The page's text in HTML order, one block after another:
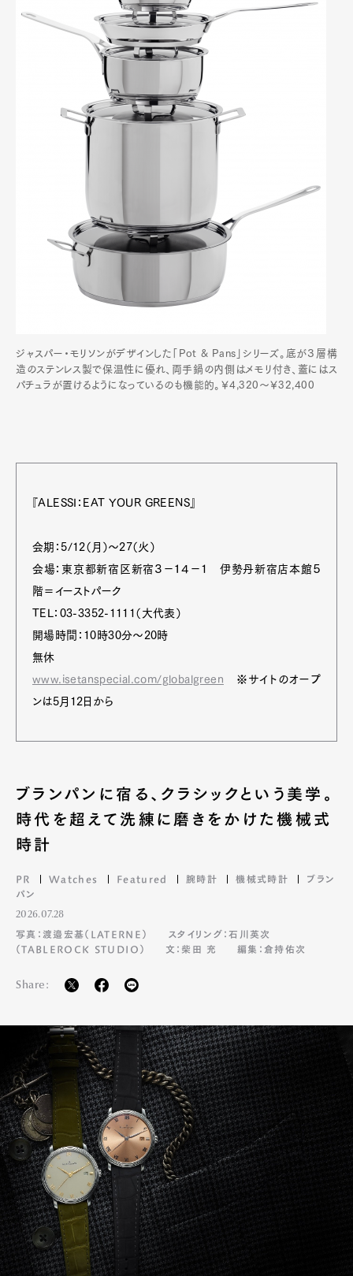
ジャスパー・モリソンがデザインした「Pot & Pans」シリーズ。底が３層構
造のステンレス製で保温性に優れ、両手鍋の内側はメモリ付き、蓋にはス
パチュラが置けるようになっているのも機能的。￥4,320～￥32,400
『ALESSI：EAT YOUR GREENS』
会期：5/12（月）～27（火）
会場：東京都新宿区新宿３−１４−1 伊勢丹新宿店本館５
階＝イーストパーク
TEL：03-3352-1111（大代表）
開場時間：10時30分～20時
無休
www.isetanspecial.com/globalgreen ※サイトのオープ
ンは5月12日から
ブランパンに宿る、クラシックという美学。
時代を超えて洗練に磨きをかけた機械式
時計
PR Watches Featured 腕時計 機械式時計
ブラン
パン
2026.07.28
写真：渡邉宏基（LATERNE）
スタイリング：石川英次
（TABLEROCK STUDIO）
文：柴田 充 編集：倉持佑次
Share: